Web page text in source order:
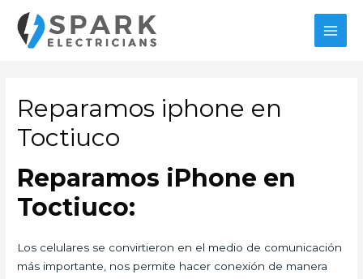
contenido
Reparamos iphone en
Toctiuco
Reparamos iPhone en
Toctiuco:
Los celulares se convirtieron en el medio de comunicación
más importante, nos permite hacer conexión de manera